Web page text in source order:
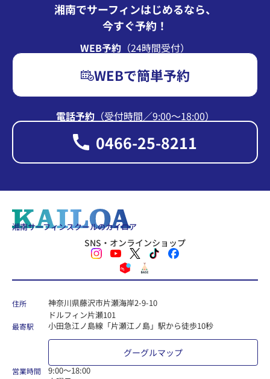
湘南でサーフィンはじめるなら、
今すぐ予約！
電話予約（受付時間∕9:00〜18:00）
0466-25-8211
WEB予約 （24時間受付）
WEBで簡単予約
湘南サーフィンスクールのカイロア
SNS・オンラインショップ
住所
神奈川県藤沢市片瀬海岸2-9-10
ドルフィン片瀬101
最寄駅 小田急江ノ島線「片瀬江ノ島」駅から徒歩10秒
グーグルマップ
営業時間 9:00〜18:00